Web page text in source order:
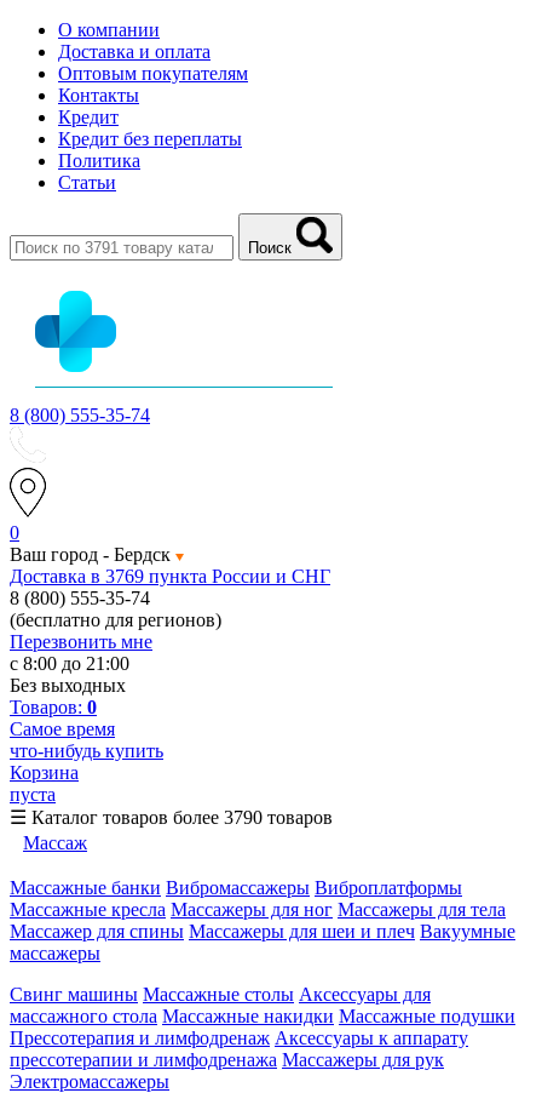
О компании
Доставка и оплата
Оптовым покупателям
Контакты
Кредит
Кредит без переплаты
Политика
Статьи
Поиск
8 (800) 555-35-74
0
Ваш город - Бердск
Доставка в 3769 пункта России и СНГ
8 (800) 555-35-74
(бесплатно для регионов)
Перезвонить мне
с 8:00 до 21:00
Без выходных
Товаров: 0
Самое время
что-нибудь купить
Корзина
пуста
☰ Каталог товаров более 3790 товаров
Массаж
Массажные банки Вибромассажеры Виброплатформы
Массажные кресла Массажеры для ног Массажеры для тела
Массажер для спины Массажеры для шеи и плеч Вакуумные
массажеры
Свинг машины Массажные столы Аксессуары для
массажного стола Массажные накидки Массажные подушки
Прессотерапия и лимфодренаж Аксессуары к аппарату
прессотерапии и лимфодренажа Массажеры для рук
Электромассажеры